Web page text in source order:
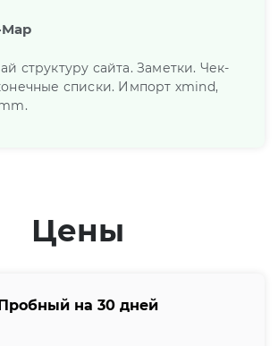
структуру сайта. Заметки. Чек-
списки. Импорт хmind,
Цены
Пробный на 30 дней